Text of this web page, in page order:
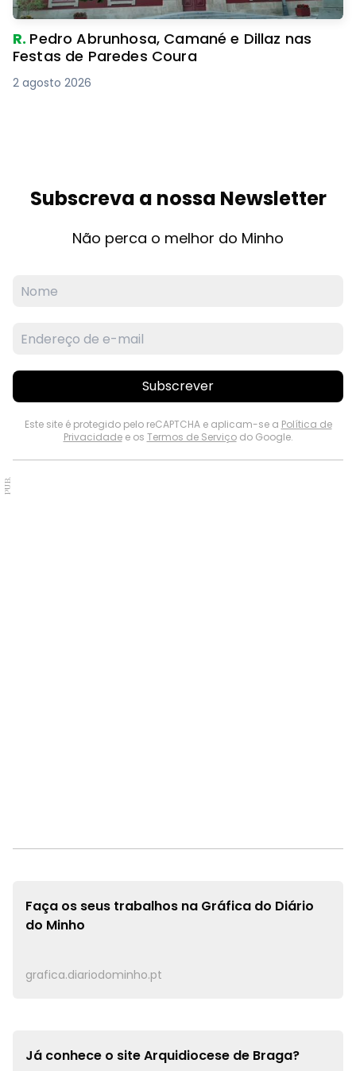
R. Pedro Abrunhosa, Camané e Dillaz nas
Festas de Paredes Coura
2 agosto 2026
Subscreva a nossa Newsletter
Não perca o melhor do Minho
Subscrever
Este site é protegido pelo reCAPTCHA e aplicam-se a Política de
Privacidadee os Termos de Serviçodo Google.
PUB.
Faça os seus trabalhos na Gráfica do Diário
do Minho
grafica.diariodominho.pt
Já conhece o siteArquidiocese de Braga?